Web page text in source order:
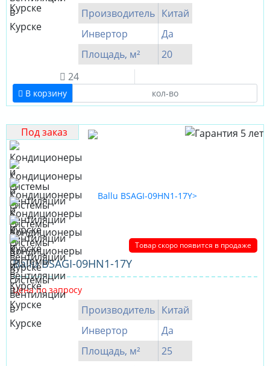
Производитель Китай
Инвертор
Да
Площадь, м²
20
24
В корзину
Под заказ
Товар скоро появится в продаже
Ballu BSAGI-09HN1-17Y
Цена по запросу
Производитель Китай
Инвертор
Да
Площадь, м²
25